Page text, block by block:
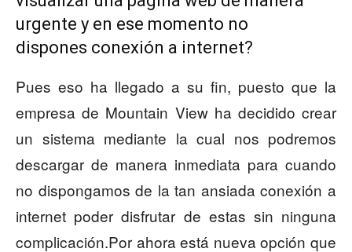
urgente y en ese momento no
dispones conexión a internet?
Pues eso ha llegado a su fin, puesto que la
empresa de Mountain View ha decidido crear
un sistema mediante la cual nos podremos
descargar de manera inmediata para cuando
no dispongamos de la tan ansiada conexión a
internet poder disfrutar de estas sin ninguna
complicación.Por ahora está nueva opción que